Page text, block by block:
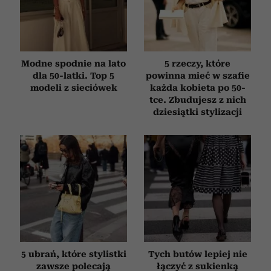
korzystania z ich usług.
Modne spodnie na lato
dla 50-latki. Top 5
modeli z sieciówek
5 rzeczy, które
powinna mieć w szafie
każda kobieta po 50-
tce. Zbudujesz z nich
dziesiątki stylizacji
5 ubrań, które stylistki
zawsze polecają
Tych butów lepiej nie
łączyć z sukienką